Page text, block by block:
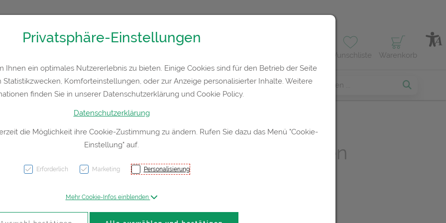
Wunschliste Warenkorb
Hautpflege Familie Nahrungsergänzung Diverses
Laxbene® Zäpfchen
Privatsphäre-Einstellungen
Ihnen ein optimales Nutzererlebnis zu bieten. Einige Cookies sind für den Betrieb der Seite
Komforteinstellungen, oder zur Anzeige personalisierter Inhalte. Weitere
finden Sie in unserer Datenschutzerklärung und Cookie Policy.
Datenschutzerklärung
die Möglichkeit ihre Cookie-Zustimmung zu ändern. Rufen Sie dazu das Menü "Cookie-
Einstellung" auf.
Erforderlich Marketing Personalisierung
Mehr Cookie-Infos einblenden